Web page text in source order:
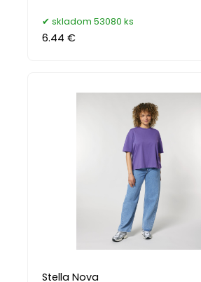
skladom 53080 ks
6.44 €
Stella Nova